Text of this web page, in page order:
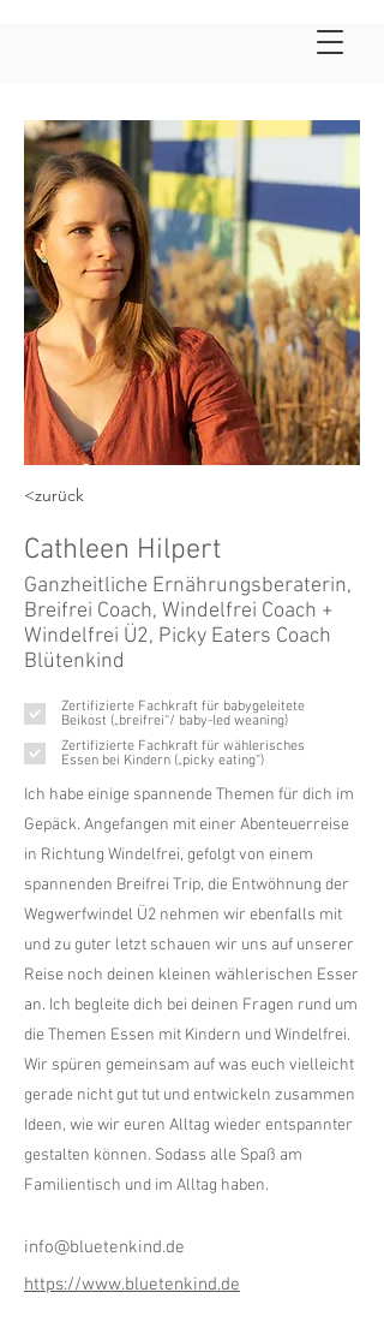
<zurück
Cathleen Hilpert
Ganzheitliche Ernährungsberaterin,
Breifrei Coach, Windelfrei Coach +
Windelfrei Ü2, Picky Eaters Coach
Blütenkind
Zertifizierte Fachkraft für babygeleitete
Beikost („breifrei“/ baby-led weaning)
Zertifizierte Fachkraft für wählerisches
Essen bei Kindern („picky eating“)
Ich habe einige spannende Themen für dich im
Gepäck. Angefangen mit einer Abenteuerreise
in Richtung Windelfrei, gefolgt von einem
spannenden Breifrei Trip, die Entwöhnung der
Wegwerfwindel Ü2 nehmen wir ebenfalls mit
und zu guter letzt schauen wir uns auf unserer
Reise noch deinen kleinen wählerischen Esser
an. Ich begleite dich bei deinen Fragen rund um
die Themen Essen mit Kindern und Windelfrei.
Wir spüren gemeinsam auf was euch vielleicht
gerade nicht gut tut und entwickeln zusammen
Ideen, wie wir euren Alltag wieder entspannter
gestalten können. Sodass alle Spaß am
Familientisch und im Alltag haben.
info@bluetenkind.de
https://www.bluetenkind.de